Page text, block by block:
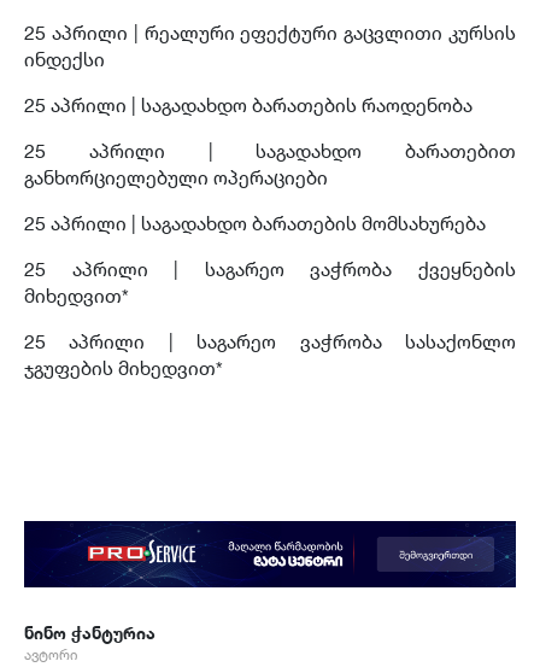
25 აპრილი | რეალური ეფექტური გაცვლითი კურსის
ინდექსი
25 აპრილი | საგადახდო ბარათების რაოდენობა
25 აპრილი | საგადახდო ბარათებით
განხორციელებული ოპერაციები
25 აპრილი | საგადახდო ბარათების მომსახურება
25 აპრილი | საგარეო ვაჭრობა ქვეყნების
მიხედვით*
25 აპრილი | საგარეო ვაჭრობა სასაქონლო
ჯგუფების მიხედვით*
ნინო ჭანტურია
ავტორი